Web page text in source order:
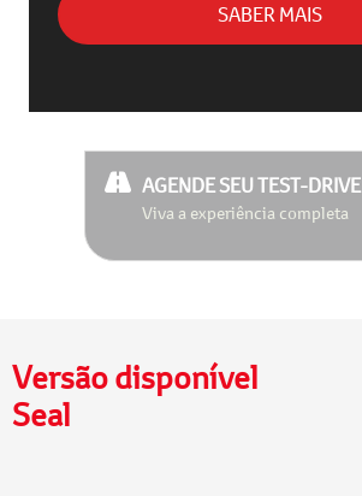
SABER MAIS
AGENDE SEU TEST-DRIVE
Viva a experiência completa
Versão disponível
Seal